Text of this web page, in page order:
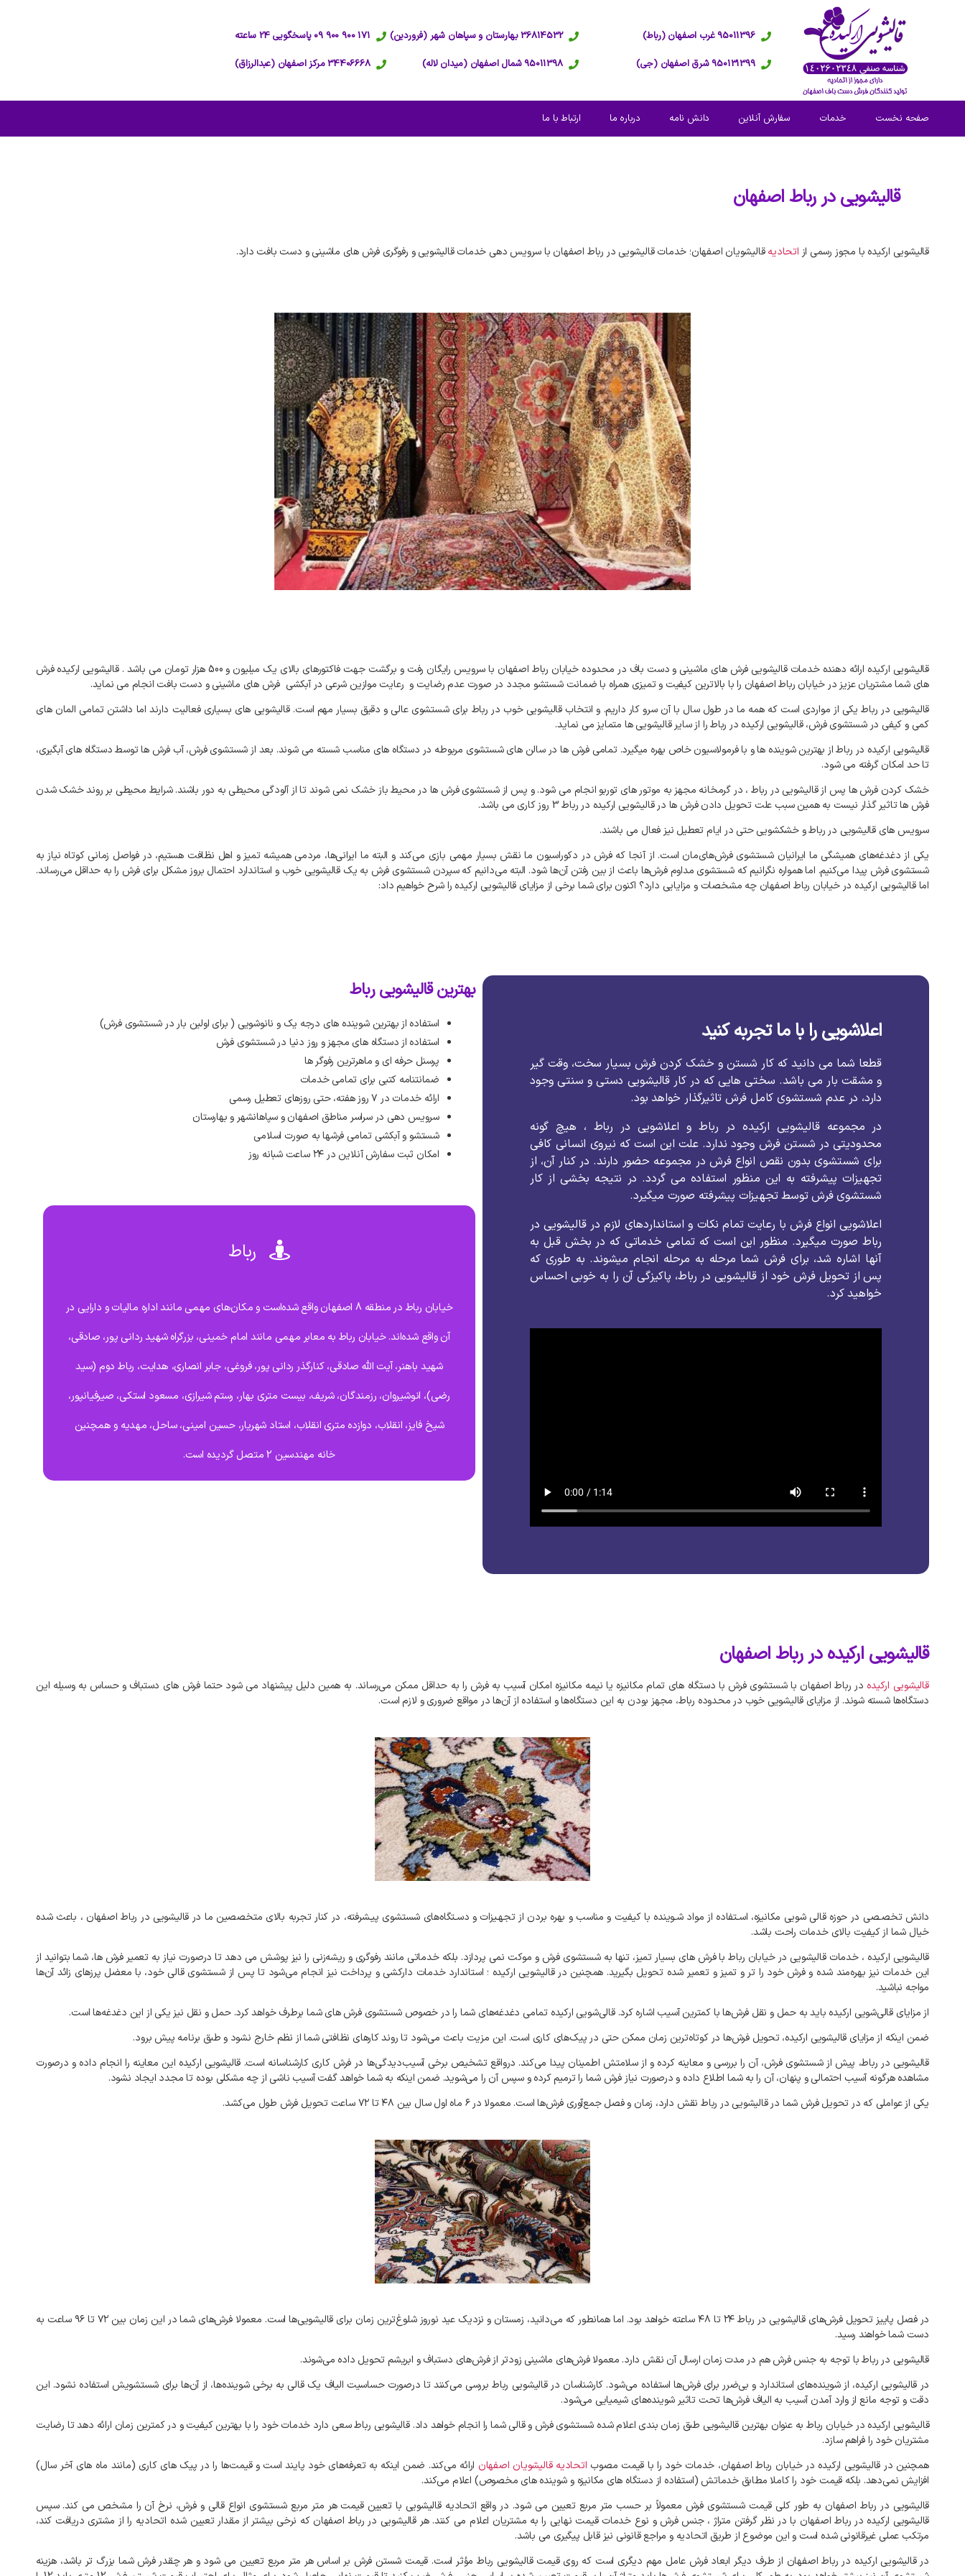
95011396 غرب اصفهان (رباط)
950131399 شرق اصفهان (جی)
36814532 بهارستان و سپاهان شهر (فروردین)
95011398 شمال اصفهان (میدان لاله)
171 900 900 09 پاسخگویی 24 ساعته
34406668 مرکز اصفهان (عبدالرزاق)
صفحه نخست خدمات سفارش آنلاین دانش نامه درباره ما ارتباط با ما
قالیشویی دررباط اصفهان
قالیشویی ارکیده با مجوز رسمی از اتحادیهقالیشویان اصفهان؛ خدمات قالیشویی در رباط اصفهان با سرویس دهی خدمات قالیشویی و رفوگری فرش های ماشینی و دست بافت دارد.
قالیشویی ارکیده ارائه دهنده خدمات قالیشویی فرش های ماشینی و دست باف در محدوده خیابان رباط اصفهان با سرویس رایگان رفت و برگشت جهت فاکتورهای بالای یک میلیون و 500 هزار تومان می باشد .قالیشویی ارکیده فرش
های شما مشتریان عزیز در خیابان رباط اصفهان را با بالاترین کیفیت و تمیزی همراه با ضمانت شستشو مجدد در صورت عدم رضایت و رعایت موازین شرعی در آبکشی فرش های ماشینی و دست بافت انجام می نماید.
قالیشویی در رباط یکی از مواردی است که همه ما در طول سال با آن سرو کار داریم. و انتخاب قالیشویی خوب در رباط برای شستشوی عالی و دقیق بسیار مهم است.قالیشویی های بسیاری فعالیت دارند اما داشتن تمامی المان های
کمی و کیفی در شستشوی فرش، قالیشویی ارکیده در رباطرا از سایر قالیشویی ها متمایز می نماید.
قالیشویی ارکیده در رباط از بهترین شوینده هاو بافرمولاسیون خاص بهره میگیرد.تمامی فرش ها در سالن های شستشوی مربوطه در دستگاه های مناسب شسته می شوند. بعد از شستشوی فرش، آب فرش هاتوسط دستگاه های آبگیری،
تاحد امکان گرفته می شود.
خشک کردن فرش ها پس از قالیشویی در رباط ، در گرمخانه مجهز به موتور های توربو انجام می شود.و پس از شستشوی فرش ها در محیطباز خشک نمی شوند تااز آلودگی محیطی به دور باشند.شرایط محیطی بر روندخشک شدن
فرش هاتاثیر گذار نیست به همین سبب علت تحویل دادن فرش ها در قالیشویی ارکیده در رباط3 روز کاری می باشد.
سرویس های قالیشویی در رباطو خشکشویی حتی در ایام تعطیل نیز فعال می باشند.
یکی از دغدغه‌های همیشگی ما ایرانیان شستشوی فرش‌های‌مان است. از آنجا که فرش در دکوراسیون ما نقش بسیار مهمی بازی می‌کند و البته ما ایرانی‌ها، مردمی همیشه تمیز و اهل نظافت هستیم، در فواصل زمانی کوتاه نیاز به
شستشوی فرش پیدا می‌کنیم. اماهمواره نگرانیمکه شستشوی مداوم فرش‌ها باعث از بین رفتن آن‌هاشود. البته می‌دانیمکه سپردن شستشوی فرش به یک قالیشویی خوب و استاندارد احتمال بروز مشکل برای فرش را به‌ حداقل می‌رساند.
اماقالیشویی ارکیده در خیابان رباط اصفهان چه مشخصات و مزایایی دارد؟ اکنون برای شما برخی از مزایای قالیشویی ارکیده راشرح خواهیم داد:
اعلاشویی را با ما تجربه کنید
قطعا شما می دانید که کار شستن و خشک کردن فرش بسیار سخت، وقت گیر
و مشقت بار می باشد. سختی هایی که در کار قالیشویی دستی و سنتی وجود
دارد، در عدم شستشوی کامل فرش تاثیرگذار خواهد بود.
در مجموعه قالیشویی ارکیده در رباط و اعلاشویی در رباط ، هیچ گونه
محدودیتی در شستن فرش وجود ندارد. علت این است که نیروی انسانی کافی
برای شستشوی بدون نقص انواع فرش در مجموعه حضور دارند. در کنار آن، از
تجهیزات پیشرفته به این منظور استفاده می گردد. در نتیجه بخشی از کار
شستشوی فرش توسط تجهیزات پیشرفته صورت میگیرد.
اعلاشویی انواع فرش با رعایت تمام نکات و استانداردهای لازم در قالیشویی در
رباط صورت میگیرد. منظور این است که تمامی خدماتی که در بخش قبل به
آنها اشاره شد، برای فرش شما مرحله به مرحله انجام میشوند. به طوری که
پس از تحویل فرش خود از قالیشویی در رباط، پاکیزگی آن را به خوبی احساس
خواهید کرد.
بهترین قالیشویی رباط
استفاده از بهترین شوینده های درجه یک و نانوشویی ( برای اولین بار در شستشوی فرش)
استفاده از دستگاه های مجهز و روز دنیا در شستشوی فرش
پرسنل حرفه ای و ماهرترین رفوگر ها
ضمانتنامه کتبی برای تمامی خدمات
ارائه خدمات در ۷ روز هفته، حتی روزهای تعطیل رسمی
سرویس دهی در سراسر مناطق اصفهان و سپاهانشهر و بهارستان
شستشو و آبکشی تمامی فرشها به صورت اسلامی
امکان ثبت سفارش آنلاین در ۲۴ ساعت شبانه روز
رباط
خیابان رباط در منطقه 8 اصفهان واقع شده‌است و مکان‌های مهمی مانند اداره مالیات و دارایی در
آن واقع شده‌اند. خیابان رباط به معابر مهمی مانند امام خمینی، بزرگراه شهید ردانی پور، صادقی،
شهید باهنر، آیت الله صادقی، کنارگذر ردانی پور، فروغی، جابر انصاری، هدایت، رباط دوم (سید
رضی)، انوشیروان، رزمندگان، شریف، بیست متری بهار، رستم شیرازی، مسعود استکی، صیرفیانپور،
شیخ فایز، انقلاب، دوازده متری انقلاب، استاد شهریار، حسین امینی، ساحل، مهدیه و همچنین
خانه مهندسین 2 متصل گردیده است.
قالیشویی ارکیده در رباط اصفهان
قالیشویی ارکیده در رباط اصفهان با شستشوی فرش با دستگاه‌ های تمام مکانیزه یا نیمه مکانیزه امکان آسیب به فرش را به حداقل ممکن می‌رساند. به‌ همین دلیل پیشنهاد می‌ شود حتما فرش‌ های دستباف و حساس به وسیله این
دستگاه‌هاشسته شوند. از مزایای قالیشویی خوب در محدوده رباط، مجهز بودن به این دستگاه‌هاو استفاده از آن‌هادر مواقع ضروری و لازم است.
دانش تخصـصی در حوزه قالی شویی مکانیزه، اسـتفاده از مواد شـوینده با کیفیت و مناسب و بهره بردن از تجهـیزات و دسـتگاه‌های شستشوی پیـشرفته، در کنار تجربه بالای متخصصین ما در قالیشویی در رباط اصفهان ، باعث شده
خیال شما از کیفیت بالای خدمات راحت باشد.
قالیشویی ارکیده ، خدمات قالیشویی در خیابان رباط بافرش های بسیار تمیز، تنها به شستشوی فرش و موکت نمی‌ پردازد. بلکه خدماتی مانند رفوگری و ریشه‌زنی را نیز پوشش می‌ دهدتا درصورت نیاز به تعمیر فرش‌ ها، شما بتوانید از
این خدمات نیز بهره‌مند شده و فرش خود را تر و تمیز و تعمیر شده تحویل بگیرید. همچنین در قالیشویی ارکیده ؛ استاندارد خدمات دارکشی و پرداخت نیز انجام می‌شود تا پس از شستشوی قالی خود، با معضل پرزهای زائد آن‌ها
مواجه نباشید.
از مزایای قالی‌شویی ارکیده باید به حمل و نقل فرش‌هاباکمترین آسیب اشاره کرد.قالی‌شویی ارکیده تمامی دغدغه‌های شما را در خصوص شستشوی فرش‌ های شما برطرف خواهدکرد.حمل و نقل نیز یکی از این دغدغه‌ها است.
ضمن اینکه از مزایای قالیشویی ارکیده، تحویل فرش‌ها در کوتاه‌ترین زمان ممکن حتی در پیک‌های کاری است. این مزیت باعث می‌شود تا روندکارهای نظافتی شما از نظمخارج نشود و طبق برنامه پیش برود.
قالیشویی در رباط، پیش از شستشوی فرش، آن را بررسی و معاینه کرده و از سلامتش اطمینان پیدا می‌کند. درواقع تشخیص برخی آسیب‌دیدگی‌ها در فرش کاری کارشناسانه است. قالیشویی ارکیده این معاینه را انجام داده و درصورت
مشاهده هرگونه آسیب احتمالی و پنهان، آن را به شما اطلاع داده و درصورت نیاز فرش شما راترمیمکرده و سپس آن را می‌شوید. ضمن اینکه به شماخواهدگفت آسیب ناشی از چه مشکلی بوده تا مجدد ایجاد نشود.
یکی از عواملی که در تحویل فرش شما در قالیشویی در رباط نقش دارد، زمان و فصل جمع‌آوری فرش‌ها است. معمولا در ۶ ماه اول سال بین ۴۸تا۷۲ساعت تحویل فرش طول می‌کشد.
در فصل پاییز تحویل فرش‌های قالیشویی در رباط ۲۴ تا ۴۸ساعته خواهد بود. اماهمانطور که می‌دانید، زمستان و نزدیک عید نوروز شلوغ‌ترین زمان برای قالیشویی‌ها است. معمولا فرش‌های شما در این زمان بین ۷۲ تا ۹۶ ساعت به
دست شماخواهند رسید.
قالیشویی در رباط باتوجه به جنس فرش هم در مدت زمان ارسال آن نقش دارد. معمولا فرش‌های ماشینی زودتر از فرش‌های دستباف و ابریشمتحویل داده می‌شوند.
در قالیشویی ارکیده، از شوینده‌های استاندارد و بی‌ضرر برای فرش‌ها استفاده می‌شود. کارشناسان در قالیشویی رباط بررسی می‌کنند تا درصورت حساسیت الیاف یک قالی به برخی شوینده‌ها، از آن‌ها برای شستشویش استفاده نشود. این
دقت و توجه مانع از وارد آمدن آسیب به الیاف فرش‌هاتحت تاثیر شوینده‌های شیمیایی می‌شود.
قالیشویی ارکیده در خیابان رباط به عنوان بهترین قالیشویی طبق زمان بندی اعلام شده شستشوی فرش و قالی شما را انجام خواهد داد.قالیشویی رباطسعی دارد خدمات خود را با بهترین کیفیت و در کمترین زمان ارائه دهدتا رضایت
مشتریان خود رافراهمسازد.
همچنین در قالیشویی ارکیده در خیابان رباط اصفهان، خدمات خود را با قیمت مصوب اتحادیه قالیشویان اصفهان ارائه می‌کند. ضمن اینکه به تعرفه‌های خود پایند است و قیمت‌ها را در پیک‌ های کاری (مانند ماه‌ های آخر سال)
افزایش نمی‌دهد. بلکه قیمت خود راکاملا مطابق خدماتش (استفاده از دستگاه های مکانیزه و شوینده‌ های مخصوص) اعلام می‌کند.
قالیشویی در رباط اصفهان به طور کلی قیمت شستشوی فرش معمولاً بر حسب متر مربع تعیین می شود. در واقع اتحادیه قالیشویی با تعیین قیمت هر متر مربع شستشوی انواع قالی و فرش، نرخ آن را مشخص می کند.سپس
قالیشویی ارکیده در رباط اصفهان با در نظر گرفتن متراژ ، جنس فرش و نوع خدمات قیمت نهایی را به مشتریان اعلام می کنند.هر قالیشویی در رباط اصفهان که نرخی بیشتر از مقدار تعیین شده اتحادیه را از مشتری دریافت کند،
مرتکب عملی غیرقانونی شده است و این موضوع از طریق اتحادیه و مراجع قانونی نیز قابل پیگیری می باشد.
در قالیشویی ارکیده در رباط اصفهان از طرف دیگر ابعاد فرش عامل مهم دیگری است که روی قیمت قالیشویی رباط مؤثر است. قیمت شستن فرش بر اساس هر متر مربع تعیین می شود و هر چقدر فرش شما بزرگ تر باشد، هزینه